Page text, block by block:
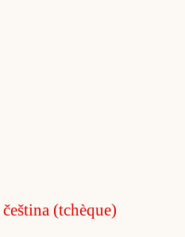
češ­tina (t­chèque)